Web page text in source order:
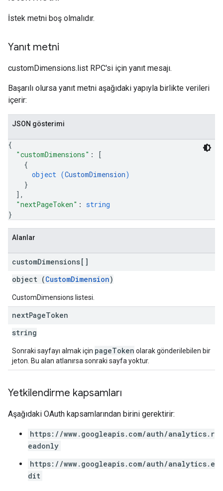
İstek metni boş olmalıdır.
Yanıt metni
customDimensions.list RPC'si için yanıt mesajı.
Başarılı olursa yanıt metni aşağıdaki yapıyla birlikte verileri
içerir:
JSON gösterimi
{
"customDimensions" :
[
{
object (CustomDimension)
}
] ,
"nextPageToken" : string
}
Alanlar
customDimensions[]
object (CustomDimension)
CustomDimensions listesi.
nextPageToken
string
Sonraki sayfayı almak için pageToken olarak gönderilebilen bir
jeton. Bu alan atlanırsa sonraki sayfa yoktur.
Yetkilendirme kapsamları
Aşağıdaki OAuth kapsamlarından birini gerektirir:
https://www.googleapis.com/auth/analytics.r
eadonly
https://www.googleapis.com/auth/analytics.e
dit